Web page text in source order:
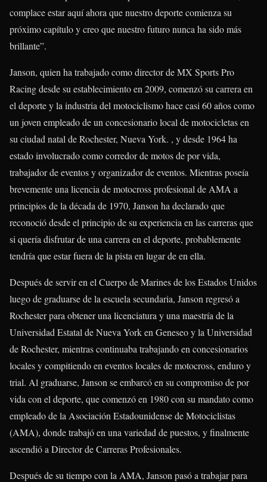
complace estar aquí ahora que nuestro deporte comienza su
próximo capítulo y creo que nuestro futuro nunca ha sido más
brillante”.
Janson, quien ha trabajado como director de MX Sports Pro
Racing desde su establecimiento en 2009, comenzó su carrera en
el deporte y la industria del motociclismo hace casi 60 años como
un joven empleado de un concesionario local de motocicletas en
su ciudad natal de Rochester, Nueva York. , y desde 1964 ha
estado involucrado como corredor de motos de por vida,
trabajador de eventos y organizador de eventos. Mientras poseía
brevemente una licencia de motocross profesional de AMA a
principios de la década de 1970, Janson ha declarado que
reconoció desde el principio de su experiencia en las carreras que
si quería disfrutar de una carrera en el deporte, probablemente
tendría que estar fuera de la pista en lugar de en ella.
Después de servir en el Cuerpo de Marines de los Estados Unidos
luego de graduarse de la escuela secundaria, Janson regresó a
Rochester para obtener una licenciatura y una maestría de la
Universidad Estatal de Nueva York en Geneseo y la Universidad
de Rochester, mientras continuaba trabajando en concesionarios
locales y compitiendo en eventos locales de motocross, enduro y
trial. Al graduarse, Janson se embarcó en su compromiso de por
vida con el deporte, que comenzó en 1980 con su mandato como
empleado de la Asociación Estadounidense de Motociclistas
(AMA), donde trabajó en una variedad de puestos, y finalmente
ascendió a Director de Carreras Profesionales.
Después de su tiempo con la AMA, Janson pasó a trabajar para